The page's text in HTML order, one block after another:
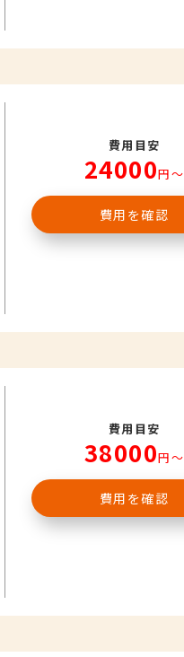
費用目安
24000円〜
費用を確認
費用目安
38000円〜
費用を確認